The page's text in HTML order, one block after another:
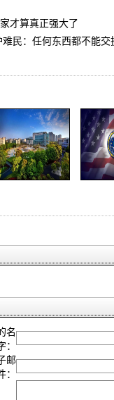
才算真正强大了
民：任何东西都不能交
名
：
邮
：